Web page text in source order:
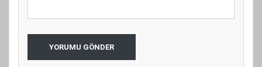
YORUMU GÖNDER